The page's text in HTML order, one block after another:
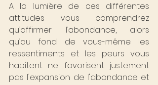
A la lumière de ces différentes
attitudes vous comprendrez
qu’affirmer l’abondance, alors
qu’au fond de vous-même les
ressentiments et les peurs vous
habitent ne favorisent justement
pas l'expansion de l'abondance et